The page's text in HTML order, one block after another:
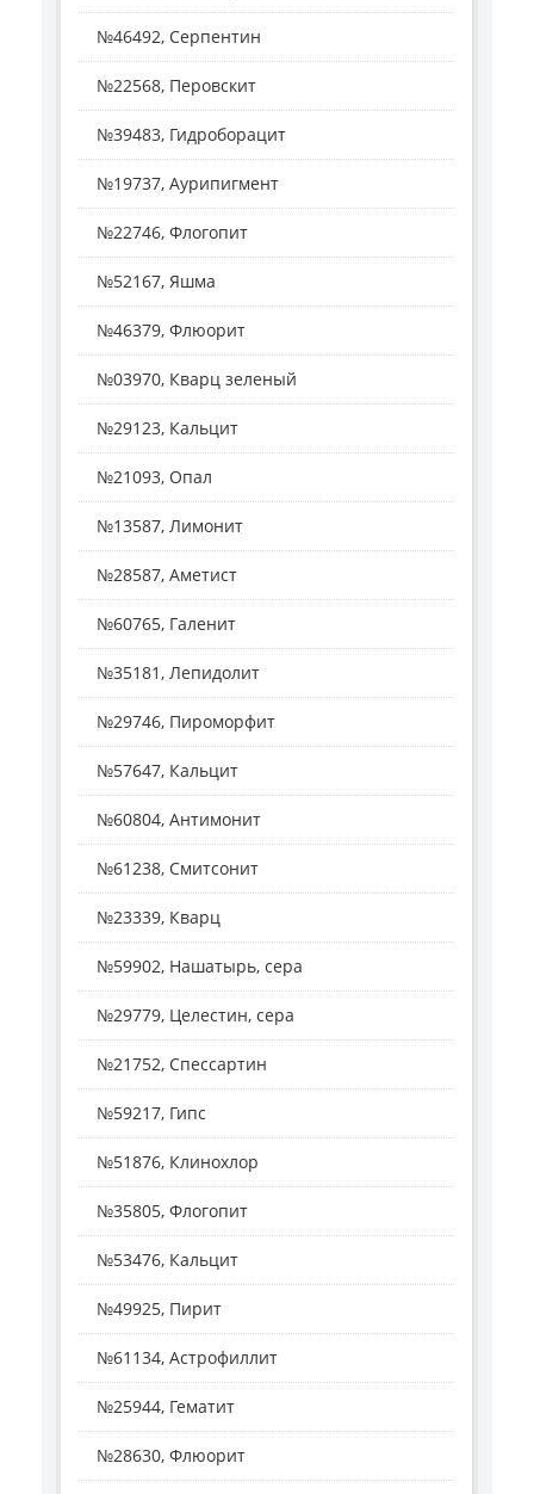
№46492, Серпентин
№22568, Перовскит
№39483, Гидроборацит
№19737, Аурипигмент
№22746, Флогопит
№52167, Яшма
№46379, Флюорит
№03970, Кварц зеленый
№29123, Кальцит
№21093, Опал
№13587, Лимонит
№28587, Аметист
№60765, Галенит
№35181, Лепидолит
№29746, Пироморфит
№57647, Кальцит
№60804, Антимонит
№61238, Смитсонит
№23339, Кварц
№59902, Нашатырь, сера
№29779, Целестин, сера
№21752, Спессартин
№59217, Гипс
№51876, Клинохлор
№35805, Флогопит
№53476, Кальцит
№49925, Пирит
№61134, Астрофиллит
№25944, Гематит
№28630, Флюорит